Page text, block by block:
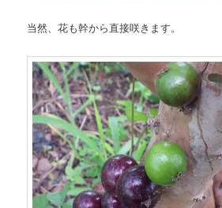
当然、花も幹から直接咲きます。